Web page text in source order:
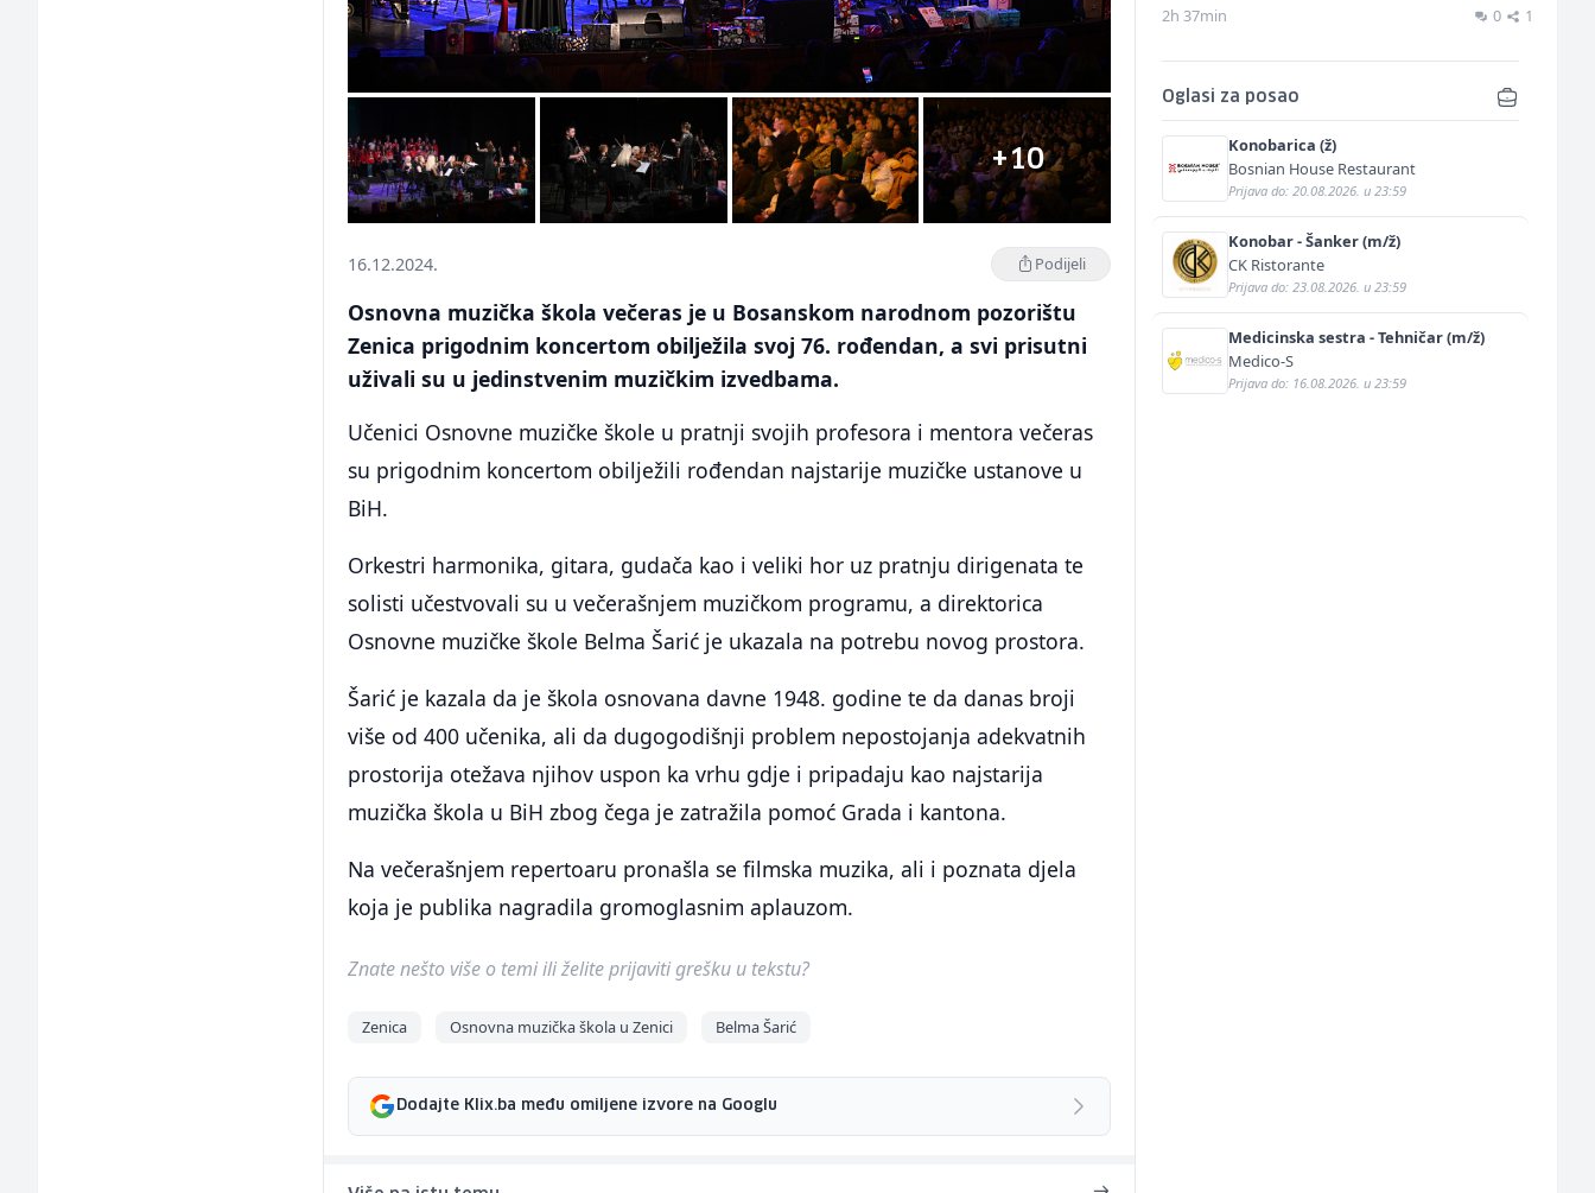
+10
16.12.2024. Podijeli
Osnovna muzička škola večeras je u Bosanskom narodnom pozorištu
Zenica prigodnim koncertom obilježila svoj 76. rođendan, a svi prisutni
uživali su u jedinstvenim muzičkim izvedbama.
Učenici Osnovne muzičke škole u pratnji svojih profesora i mentora večeras
su prigodnim koncertom obilježili rođendan najstarije muzičke ustanove u
BiH.
Orkestri harmonika, gitara, gudača kao i veliki hor uz pratnju dirigenata te
solisti učestvovali su u večerašnjem muzičkom programu, a direktorica
Osnovne muzičke škole Belma Šarić je ukazala na potrebu novog prostora.
Šarić je kazala da je škola osnovana davne 1948. godine te da danas broji
više od 400 učenika, ali da dugogodišnji problem nepostojanja adekvatnih
prostorija otežava njihov uspon ka vrhu gdje i pripadaju kao najstarija
muzička škola u BiH zbog čega je zatražila pomoć Grada i kantona.
Na večerašnjem repertoaru pronašla se filmska muzika, ali i poznata djela
koja je publika nagradila gromoglasnim aplauzom.
Znate nešto više o temi ili želite prijaviti grešku u tekstu?
Zenica Osnovna muzička škola u Zenici Belma Šarić
Dodajte Klix.ba među omiljene izvore na Googlu
2h 37min 0 1
Oglasi za posao
Konobarica (ž)
Bosnian House Restaurant
Prijava do: 20.08.2026. u 23:59
Konobar - Šanker (m/ž)
CK Ristorante
Prijava do: 23.08.2026. u 23:59
Medicinska sestra - Tehničar (m/ž)
Medico-S
Prijava do: 16.08.2026. u 23:59